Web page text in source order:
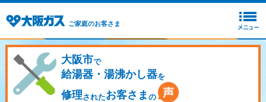
ご家庭のお客さま
大阪市で
給湯器・湯沸かし器を
修理されたお客さま の